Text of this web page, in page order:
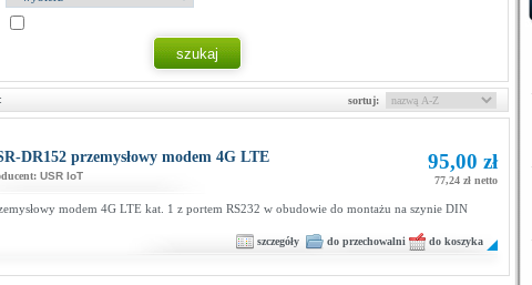
sortuj:
DR152 przemysłowy modem 4G LTE
USR IoT
95,00 zł
77,24 zł netto
modem 4G LTE kat. 1 z portem RS232 w obudowie do montażu na szynie DIN
szczegóły do przechowalni do koszyka